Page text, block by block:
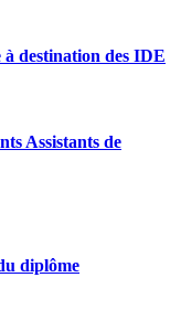
destination des IDE
Assistants de
diplôme